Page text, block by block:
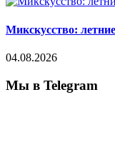
Микскусство:
04.08.2026
Мы в Telegram